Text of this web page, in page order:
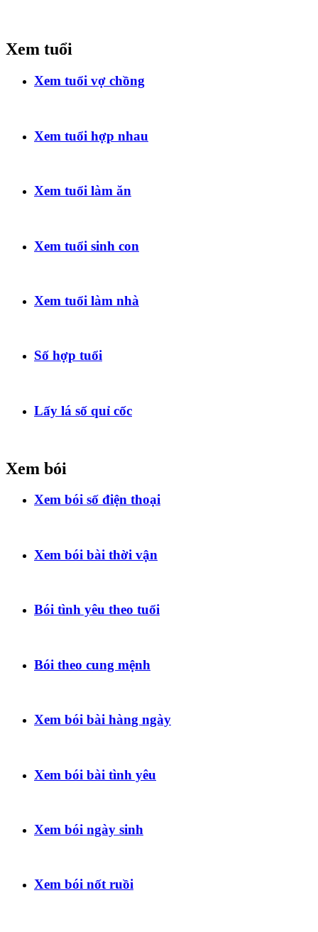
Xem tuổi
Xem tuổi vợ chồng
Xem tuổi hợp nhau
Xem tuổi làm ăn
Xem tuổi sinh con
Xem tuổi làm nhà
Số hợp tuổi
Lấy lá số quỉ cốc
Xem bói
Xem bói số điện thoại
Xem bói bài thời vận
Bói tình yêu theo tuổi
Bói theo cung mệnh
Xem bói bài hàng ngày
Xem bói bài tình yêu
Xem bói ngày sinh
Xem bói nốt ruồi